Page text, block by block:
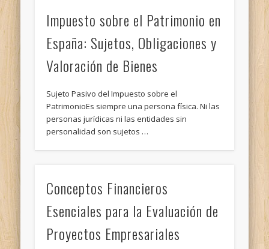
Impuesto sobre el Patrimonio en
España: Sujetos, Obligaciones y
Valoración de Bienes
Sujeto Pasivo del Impuesto sobre el
PatrimonioEs siempre una persona física. Ni las
personas jurídicas ni las entidades sin
personalidad son sujetos …
Conceptos Financieros
Esenciales para la Evaluación de
Proyectos Empresariales